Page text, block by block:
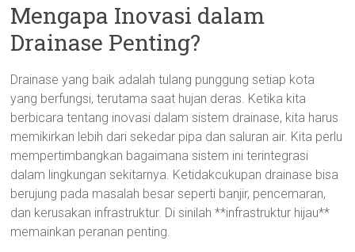
Mengapa Inovasi dalam
Drainase Penting?
Drainase yang baik adalah tulang punggung setiap kota
yang berfungsi, terutama saat hujan deras. Ketika kita
berbicara tentang inovasi dalam sistem drainase, kita harus
memikirkan lebih dari sekedar pipa dan saluran air. Kita perlu
mempertimbangkan bagaimana sistem ini terintegrasi
dalam lingkungan sekitarnya. Ketidakcukupan drainase bisa
berujung pada masalah besar seperti banjir, pencemaran,
dan kerusakan infrastruktur. Di sinilah **infrastruktur hijau**
memainkan peranan penting.